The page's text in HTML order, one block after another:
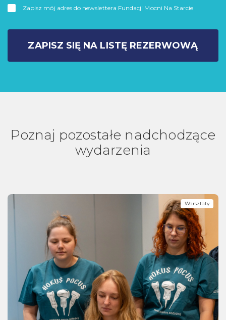
Zapisz mój adres do newslettera Fundacji Mocni Na Starcie
ZAPISZ SIĘ NA LISTĘ REZERWOWĄ
Poznaj pozostałe nadchodzące
wydarzenia
Warsztaty